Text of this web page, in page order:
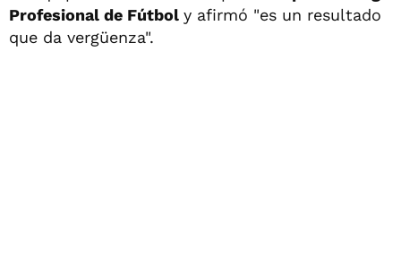
Profesional de Fútbol y afirmó "es un resultado
que da vergüenza".